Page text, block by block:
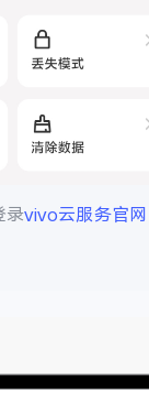
录vivo云服务官网